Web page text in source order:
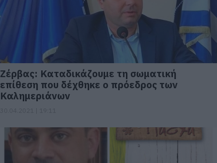
Ζέρβας: Καταδικάζουμε τη σωματική
επίθεση που δέχθηκε ο πρόεδρος των
Καλημεριάνων